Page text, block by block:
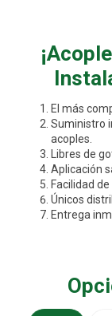
El más
Suministro
acoples.
Libres de
Aplicación
Facilidad
Únicos
Entrega